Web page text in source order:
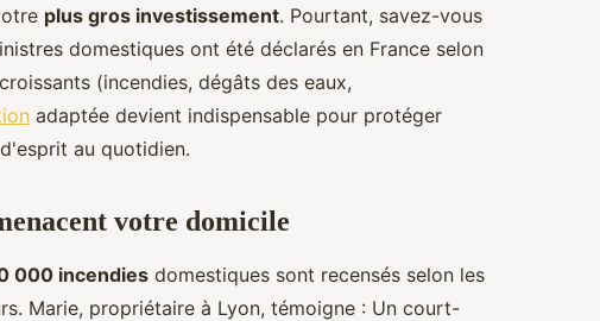
est-elle
plus gros investissement. Pourtant, savez-vous
domestiques ont été déclarés en France selon
(incendies, dégâts des eaux,
adaptée devient indispensable pour protéger
au quotidien.
votre domicile
000 incendies domestiques sont recensés selon les
Marie, propriétaire à Lyon, témoigne : Un court-